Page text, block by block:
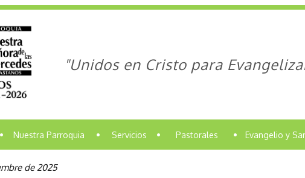
"Unidos en Cristo para
• Nuestra Parroquia • Servicios • Pastorales • Evangelio y
de 2025